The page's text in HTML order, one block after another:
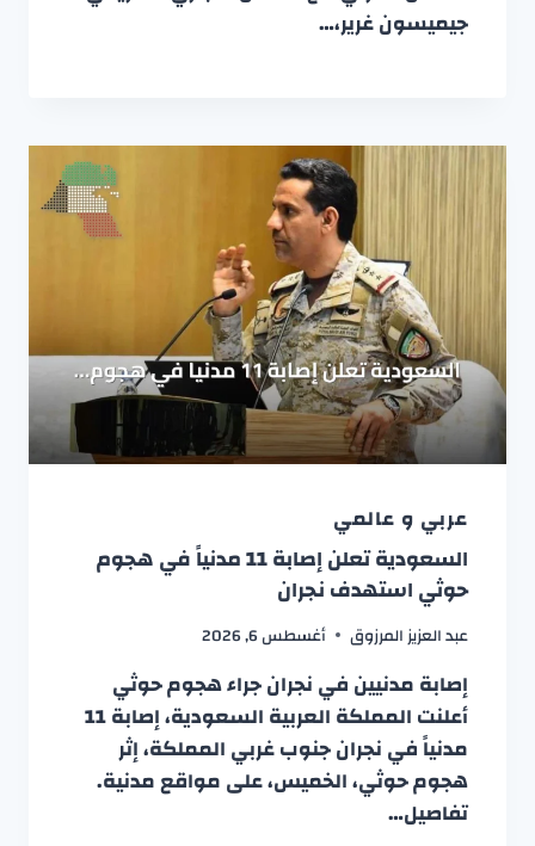
جيميسون غرير،…
عربي و عالمي
السعودية تعلن إصابة 11 مدنياً في هجوم
حوثي استهدف نجران
عبد العزيز المرزوق أغسطس 6, 2026
إصابة مدنيين في نجران جراء هجوم حوثي
أعلنت المملكة العربية السعودية، إصابة 11
مدنياً في نجران جنوب غربي المملكة، إثر
هجوم حوثي، الخميس، على مواقع مدنية.
تفاصيل…